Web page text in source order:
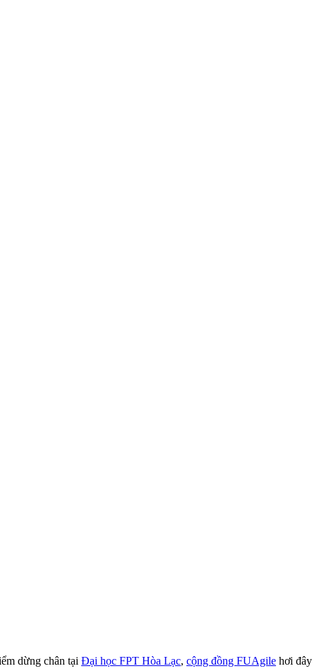
dừng chân tại Đại học FPT Hòa Lạc, cộng đồng FUAgile hơi đây